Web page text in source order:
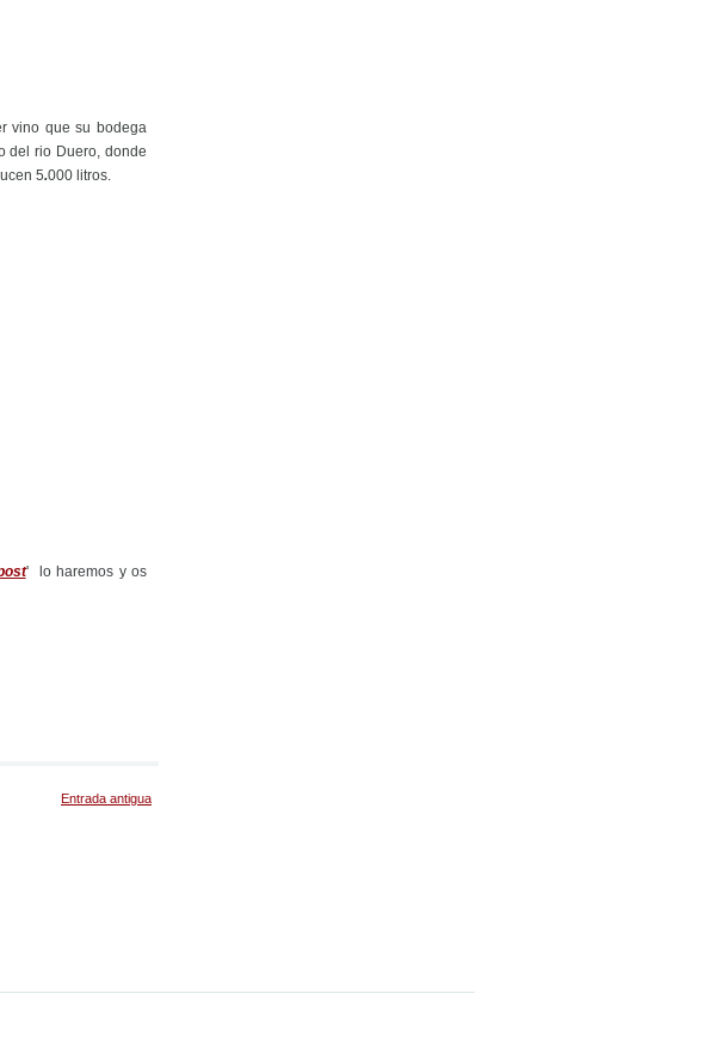
vino que su bodega
del rio Duero, donde
5.000 litros.
' lo haremos y os
Entrada antigua